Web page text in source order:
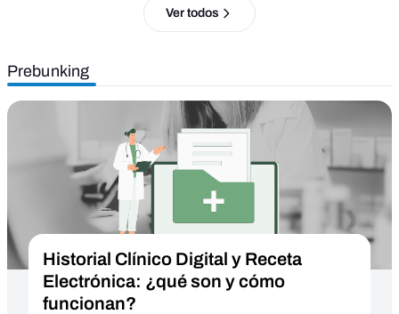
Ver todos
Prebunking
Historial Clínico Digital y Receta
Electrónica: ¿qué son y cómo
funcionan?